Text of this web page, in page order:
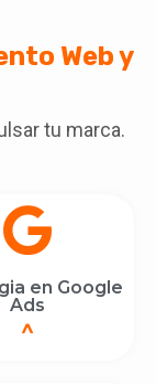
Web y
tu marca.
en Google
Ads
^